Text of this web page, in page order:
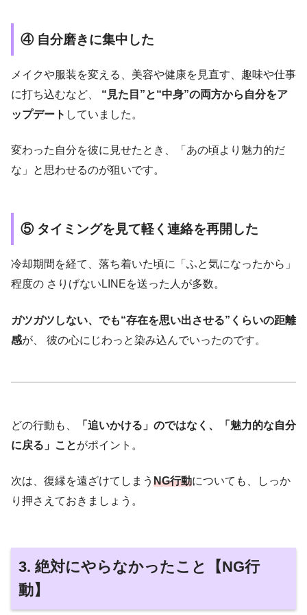
④ 自分磨きに集中した
メイクや服装を変える、美容や健康を見直す、趣味や仕事
に打ち込むなど、 “見た目”と“中身”の両方から自分をア
ップデート していました。
変わった自分を彼に見せたとき、「あの頃より魅力的だ
な」と思わせるのが狙いです。
⑤ タイミングを見て軽く連絡を再開した
冷却期間を経て、落ち着いた頃に「ふと気になったから」
程度の さりげないLINEを送った人が多数。
ガツガツしない、でも“存在を思い出させる”くらいの距離
感が、 彼の心にじわっと染み込んでいったのです。
どの行動も、
「追いかける」のではなく、「魅力的な自分
に戻る」ことがポイント。
次は、復縁を遠ざけてしまう NG行動についても、しっか
り押さえておきましょう。
3. 絶対にやらなかったこと【NG行
動】